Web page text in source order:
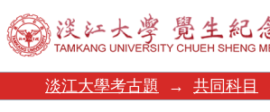
100經濟學
淡江大學考古題 → 共同科目